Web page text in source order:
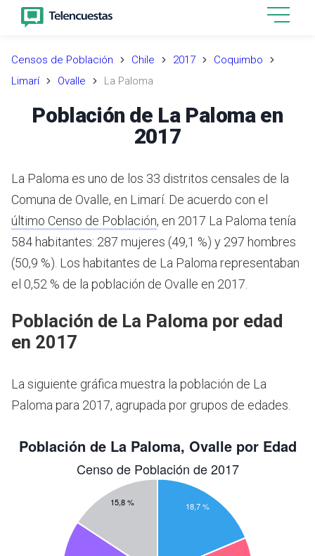
Censos de Población Chile 2017
Coquimbo
Limarí
Ovalle La Paloma
Población de La Paloma en
2017
La Paloma es uno de los 33 distritos censales de la
Comuna de Ovalle, en Limarí. De acuerdo con el
último Censo de Población, en 2017 La Paloma tenía
584 habitantes: 287 mujeres (49,1 %) y 297 hombres
(50,9 %). Los habitantes de La Paloma representaban
el 0,52 % de la población de Ovalle en 2017.
Población de La Paloma por edad
en 2017
La siguiente gráfica muestra la población de La
Paloma para 2017, agrupada por grupos de edades.